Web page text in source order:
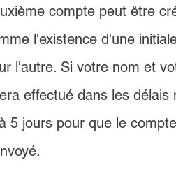
compte peut être
l'existence d'une
l'autre. Si votre nom et
effectué dans les délais
5 jours pour que le